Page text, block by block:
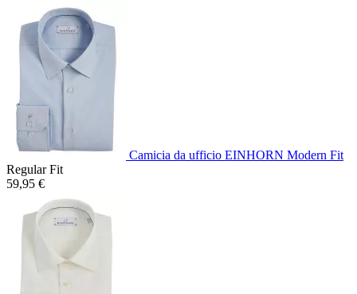
Camicia da ufficio EINHORN Modern Fit
Regular Fit
59,95 €